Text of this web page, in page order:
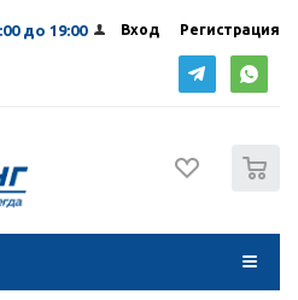
Вход Регистрация
до 19:00